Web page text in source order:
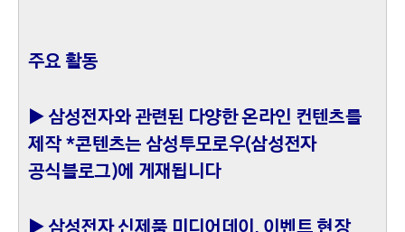
주요 활동
▶ 삼성전자와 관련된 다양한 온라인 컨텐츠를
제작 *콘텐츠는 삼성투모로우(삼성전자
공식블로그)에 게재됩니다